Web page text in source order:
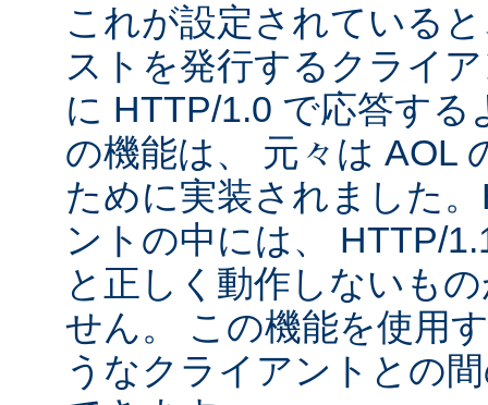
これが設定されている
ストを発行するクライ
に HTTP/1.0 で応答す
の機能は、 元々は AOL
ために実装されました
ントの中には、 HTTP/
と正しく動作しないも
せん。 この機能を使用
うなクライアントとの